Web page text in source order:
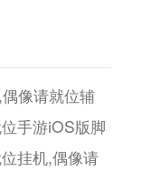
像请就位辅
手游iOS版脚
挂机,偶像请